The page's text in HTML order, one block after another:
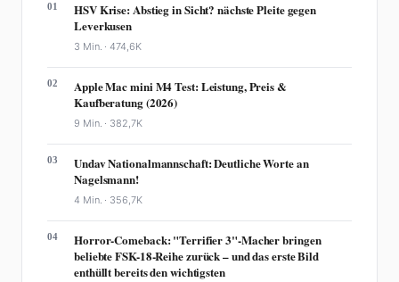
01
HSV Krise: Abstieg in Sicht? nächste Pleite gegen
Leverkusen
3 Min. ·474,6K
02
Apple Mac mini M4 Test: Leistung, Preis &
Kaufberatung (2026)
9 Min. · 382,7K
03
Undav Nationalmannschaft: Deutliche Worte an
Nagelsmann!
4 Min. · 356,7K
04
Horror-Comeback: "Terrifier 3"-Macher bringen
beliebte FSK-18-Reihe zurück – und das erste Bild
enthüllt bereits den wichtigsten